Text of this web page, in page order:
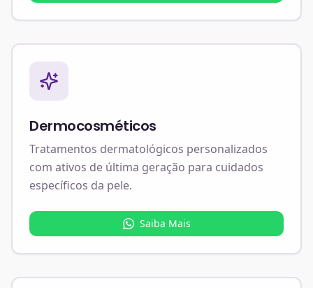
Dermocosméticos
Tratamentos dermatológicos personalizados
com ativos de última geração para cuidados
específicos da pele.
Saiba Mais